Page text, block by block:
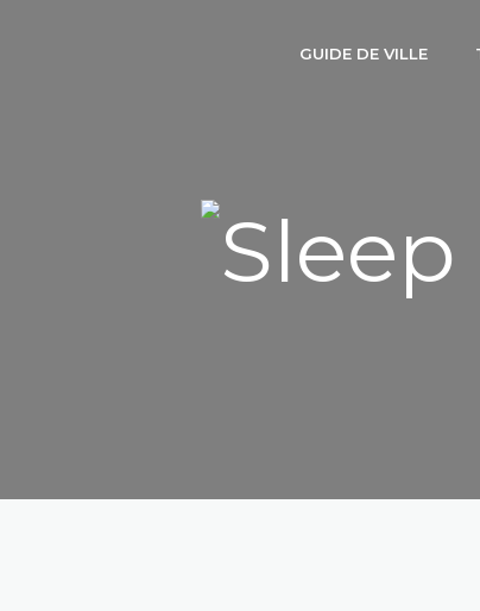
GUIDE DE VILLE